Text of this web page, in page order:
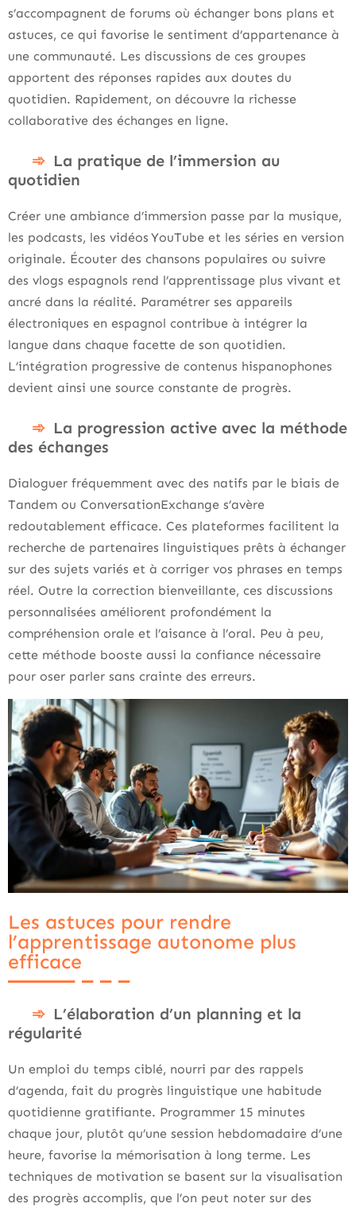
s’accompagnent de forums où échanger bons plans et
astuces, ce qui favorise le sentiment d’appartenance à
une communauté. Les discussions de ces groupes
apportent des réponses rapides aux doutes du
quotidien. Rapidement, on découvre la richesse
collaborative des échanges en ligne.
La pratique de l’immersion au
quotidien
Créer une ambiance d’immersion passe par la musique,
les podcasts, les vidéos YouTube et les séries en version
originale. Écouter des chansons populaires ou suivre
des vlogs espagnols rend l’apprentissage plus vivant et
ancré dans la réalité. Paramétrer ses appareils
électroniques en espagnol contribue à intégrer la
langue dans chaque facette de son quotidien.
L’intégration progressive de contenus hispanophones
devient ainsi une source constante de progrès.
La progression active avec la méthode
des échanges
Dialoguer fréquemment avec des natifs par le biais de
Tandem ou ConversationExchange s’avère
redoutablement efficace. Ces plateformes facilitent la
recherche de partenaires linguistiques prêts à échanger
sur des sujets variés et à corriger vos phrases en temps
réel. Outre la correction bienveillante, ces discussions
personnalisées améliorent profondément la
compréhension orale et l’aisance à l’oral. Peu à peu,
cette méthode booste aussi la confiance nécessaire
pour oser parler sans crainte des erreurs.
Les astuces pour rendre
l’apprentissage autonome plus
efficace
L’élaboration d’un planning et la
régularité
Un emploi du temps ciblé, nourri par des rappels
d’agenda, fait du progrès linguistique une habitude
quotidienne gratifiante. Programmer 15 minutes
chaque jour, plutôt qu’une session hebdomadaire d’une
heure, favorise la mémorisation à long terme. Les
techniques de motivation se basent sur la visualisation
des progrès accomplis, que l’on peut noter sur des